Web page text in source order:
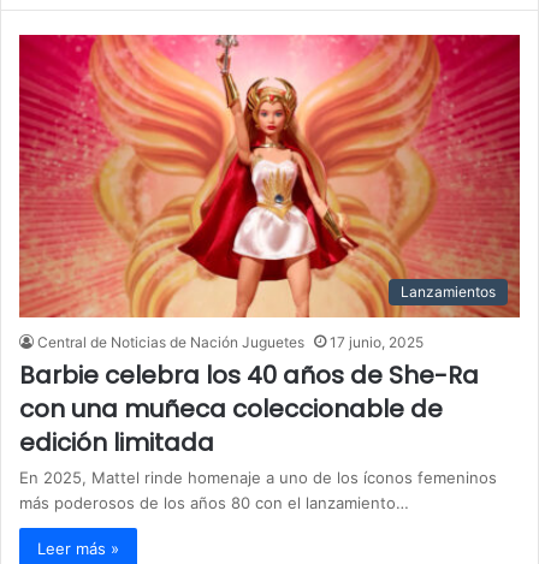
a
r
:
Lanzamientos
Central de Noticias de Nación Juguetes 17 junio, 2025
Barbie celebra los 40 años de She-Ra
con una muñeca coleccionable de
edición limitada
En 2025, Mattel rinde homenaje a uno de los íconos femeninos
más poderosos de los años 80 con el lanzamiento…
Leer más »